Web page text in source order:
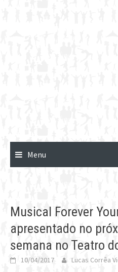
Menu
Musical Forever
apresentado no
semana no Teatro
10/04/2017 Lucas Corrêa